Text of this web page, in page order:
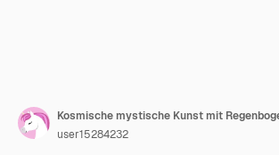
Kosmische mystische Kunst mit
user15284232